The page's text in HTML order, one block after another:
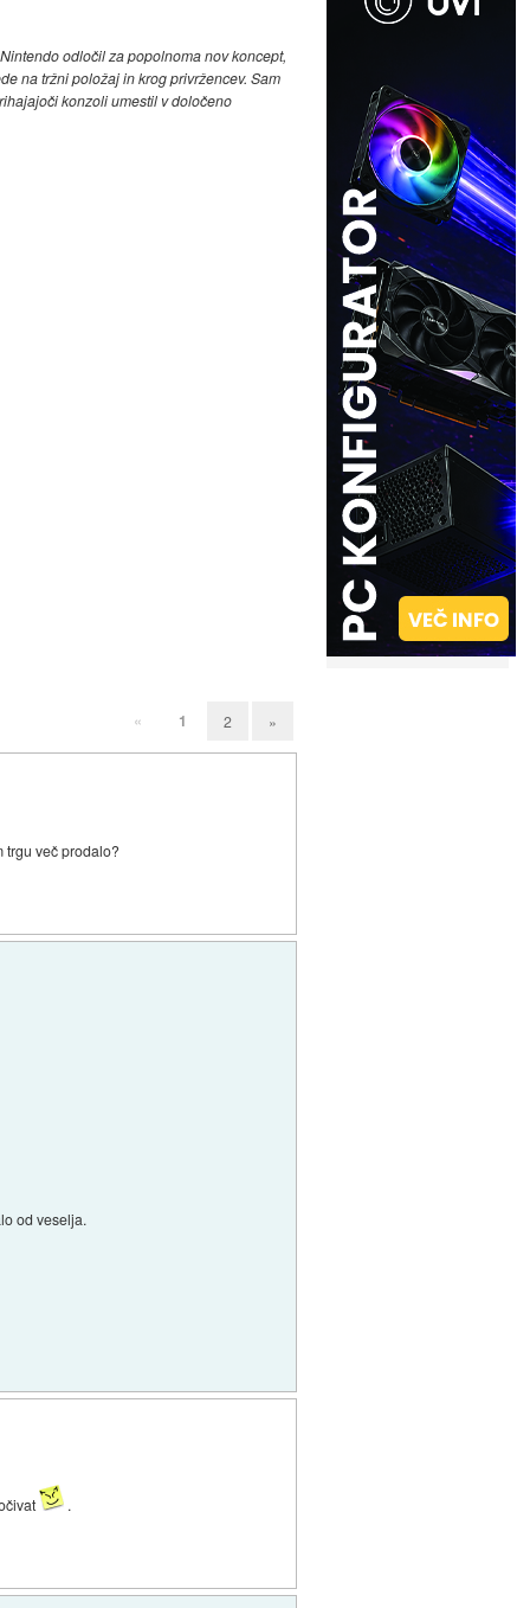
odločil za popolnoma nov koncept,
na tržni položaj in krog privržencev. Sam
konzoli umestil v določeno
« 1 2 »
trgu več prodalo?
od veselja.
.